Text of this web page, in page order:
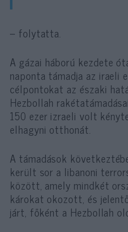
– folytatta.
A gázai háború kezdete
naponta támadja az iraeli
célpontokat az északi
Hezbollah
150 ezer izraeli volt
elhagyni otthonát.
A támadások
került sor a libanoni
között, amely mindkét
károkat okozott, és
járt, főként a Hezbollah